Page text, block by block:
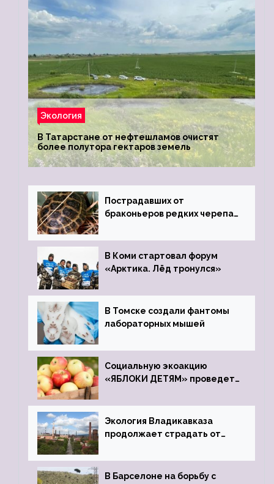
Экология
В Татарстане от нефтешламов очистят
более полутора гектаров земель
Пострадавших от
браконьеров редких черепах
зоопарк
В Коми стартовал форум
«Арктика. Лёд тронулся»
В Томске создали фантомы
лабораторных мышей
Социальную экоакцию
«ЯБЛОКИ ДЕТЯМ» проведет
Экология Владикавказа
продолжает страдать от
В Барселоне на борьбу с